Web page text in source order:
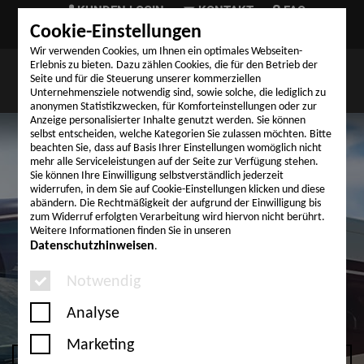
Cookie-Einstellungen
Wir verwenden Cookies, um Ihnen ein optimales Webseiten-
Erlebnis zu bieten. Dazu zählen Cookies, die für den Betrieb der
Seite und für die Steuerung unserer kommerziellen
Unternehmensziele notwendig sind, sowie solche, die lediglich zu
anonymen Statistikzwecken, für Komforteinstellungen oder zur
Anzeige personalisierter Inhalte genutzt werden. Sie können
selbst entscheiden, welche Kategorien Sie zulassen möchten. Bitte
beachten Sie, dass auf Basis Ihrer Einstellungen womöglich nicht
mehr alle Serviceleistungen auf der Seite zur Verfügung stehen.
Sie können Ihre Einwilligung selbstverständlich jederzeit
widerrufen, in dem Sie auf Cookie-Einstellungen klicken und diese
abändern. Die Rechtmäßigkeit der aufgrund der Einwilligung bis
zum Widerruf erfolgten Verarbeitung wird hiervon nicht berührt.
Weitere Informationen finden Sie in unseren
Datenschutzhinweisen.
Notwendig
Analyse
Marketing
KUNDEN LOGIN KONTAKT
FAQ
TELEFON (+49) 9324 999-03
WOHNMOBIL ÜBERFÜHRUNG